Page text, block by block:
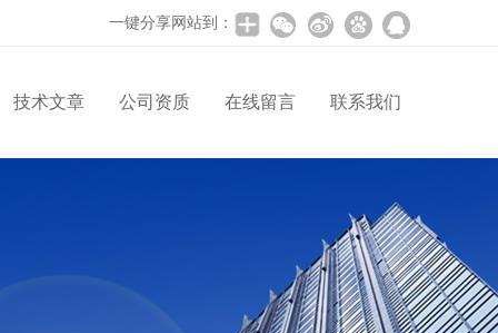
一键分享网站到：
技术文章 公司资质 在线留言 联系我们